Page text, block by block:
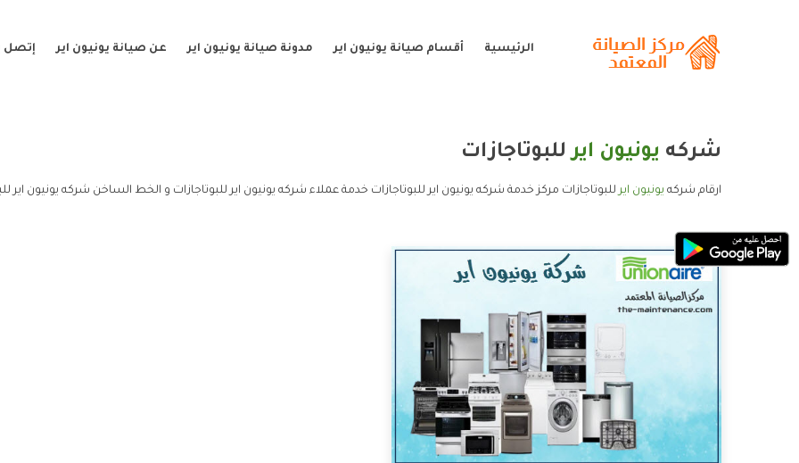
الرئيسية أقسام صيانة يونيون اير مدونة صيانة يونيون اير عن صيانة يونيون اير إتصل
شركه يونيون ايرللبوتاجازات
ارقام شركه يونيون ايرللبوتاجازات مركز خدمة شركه يونيون اير للبوتاجازات خدمة عملاء شركه يونيون اير للبوتاجازات و الخط الساخن شركه يونيون اير